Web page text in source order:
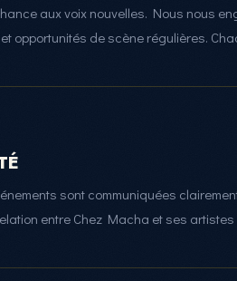
aux voix nouvelles. Nous nous
opportunités de scène régulières.
sont communiquées
entre Chez Macha et ses